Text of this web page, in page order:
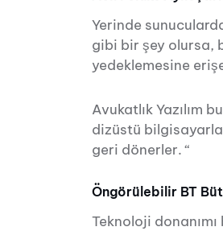
Yerinde
gibi bir şey olursa,
yedeklemesine
Avukatlık Yazılım
dizüstü
geri dönerler. “
Öngörülebilir BT
Teknoloji